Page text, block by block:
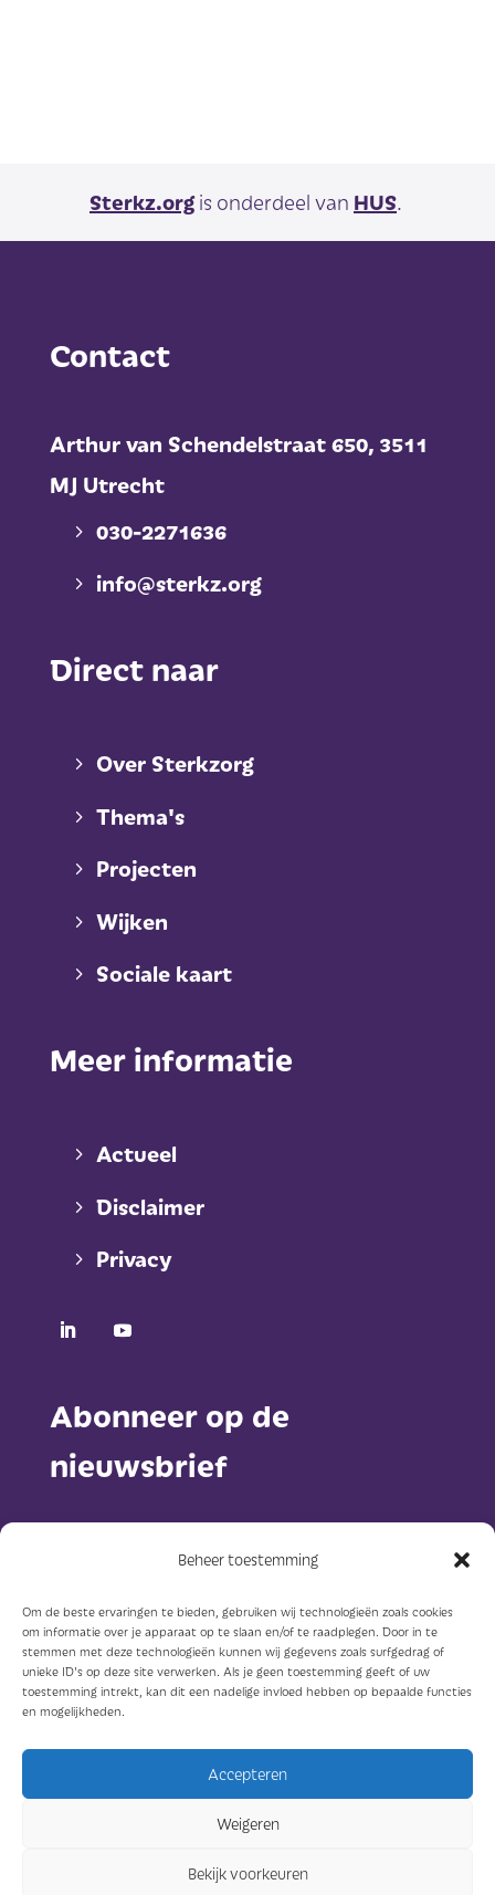
Beheer toestemming
Om de beste ervaringen te bieden, gebruiken wij technologieën zoals cookies
om informatie over je apparaat op te slaan en/of te raadplegen. Door in te
stemmen met deze technologieën kunnen wij gegevens zoals surfgedrag of
unieke ID's op deze site verwerken. Als je geen toestemming geeft of uw
toestemming intrekt, kan dit een nadelige invloed hebben op bepaalde functies
en mogelijkheden.
Accepteren
Weigeren
Bekijk voorkeuren
Sterkz.orgis onderdeel van HUS.
Contact
Arthur van Schendelstraat 650, 3511
MJ Utrecht
030-2271636
info@sterkz.org
Direct naar
Over Sterkzorg
Thema's
Projecten
Wijken
Sociale kaart
Meer informatie
Actueel
Disclaimer
Privacy
Abonneer op de
nieuwsbrief
Abonneer
© Sterkzorg 2023
Ontwerp: Concreet geeft vorm